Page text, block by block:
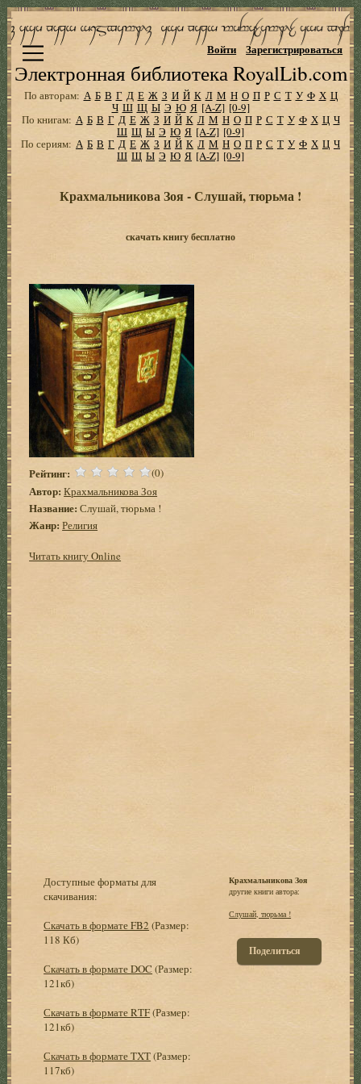
Электронная библиотека RoyalLib.com
Войти Зарегистрироваться
По авторам: А Б В Г Д Е Ж З И Й К Л М Н О П Р С Т У Ф Х Ц
Ч Ш Щ Ы Э Ю Я [A-Z] [0-9]
По книгам: А Б В Г Д Е Ж З И Й К Л М Н О П Р С Т У Ф Х Ц Ч
Ш Щ Ы Э Ю Я [A-Z] [0-9]
По сериям: А Б В Г Д Е Ж З И Й К Л М Н О П Р С Т У Ф Х Ц Ч
Ш Щ Ы Э Ю Я [A-Z] [0-9]
Крахмальникова Зоя - Слушай, тюрьма !
скачать книгу бесплатно
Рейтинг: (0)
Автор: Крахмальникова Зоя
Название: Слушай, тюрьма !
Жанр: Религия
Читать книгу Online
Доступные форматы для
скачивания:
Скачать в формате FB2 (Размер:
118 Кб)
Скачать в формате DOC (Размер:
121кб)
Скачать в формате RTF(Размер:
121кб)
Скачать в формате TXT(Размер:
117кб)
Крахмальникова Зоя
другие книги автора:
Слушай, тюрьма !
Поделиться